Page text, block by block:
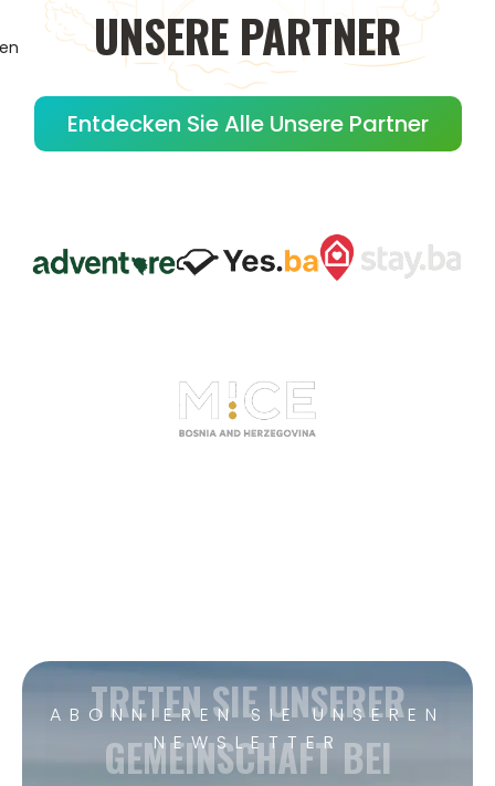
UNSERE PARTNER
Entdecken Sie Alle Unsere Partner
ABONNIEREN SIE UNSEREN
NEWSLETTER
TRETEN SIE UNSERER
GEMEINSCHAFT BEI